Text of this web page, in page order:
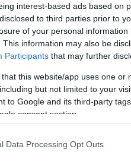
interest-based ads based on
to third parties prior to
of your personal
This information may also be
Participants that may further
that this website/app uses one
but not limited to your
to Google and its third-party
consent section.
Data Processing Opt Outs
Video
Player
the server or network failed
supported.